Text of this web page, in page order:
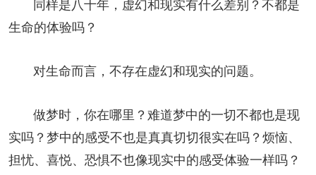
同样是八十年，虚幻和现实有什么差别？不都是
生命的体验吗？
对生命而言，不存在虚幻和现实的问题。
做梦时，你在哪里？难道梦中的一切不都也是现
实吗？梦中的感受不也是真真切切很实在吗？烦恼、
担忧、喜悦、恐惧不也像现实中的感受体验一样吗？